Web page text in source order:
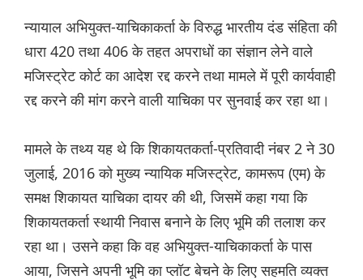
न्यायाल अभियुक्त-याचिकाकर्ता के विरुद्ध भारतीय दंड संहिता की
धारा 420 तथा 406 के तहत अपराधों का संज्ञान लेने वाले
मजिस्ट्रेट कोर्ट का आदेश रद्द करने तथा मामले में पूरी कार्यवाही
रद्द करने की मांग करने वाली याचिका पर सुनवाई कर रहा था।
मामले के तथ्य यह थे कि शिकायतकर्ता-प्रतिवादी नंबर 2 ने 30
जुलाई, 2016 को मुख्य न्यायिक मजिस्ट्रेट, कामरूप (एम) के
समक्ष शिकायत याचिका दायर की थी, जिसमें कहा गया कि
शिकायतकर्ता स्थायी निवास बनाने के लिए भूमि की तलाश कर
रहा था। उसने कहा कि वह अभियुक्त-याचिकाकर्ता के पास
आया, जिसने अपनी भूमि का प्लॉट बेचने के लिए सहमति व्यक्त